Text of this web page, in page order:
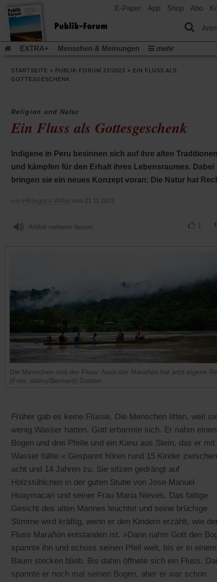
E-Paper App Shop Abo
EXTRA+ Menschen & Meinungen
mehr
Aufstehen & Handeln
Leserinitiative Publik-Forum e.V.
Urlaub und Nichtstun(Öffnet
neuen
Tab)
Gefährlicher Reichtum(Öffnet
neuen
Tab)
Krieg in
in
neuen
Tab)
Krieg und Frieden (Öffnet
in
neuen
Gott neu denken Krieg in der Ukraine
in
Flucht und Migration
Video-Podcast »Veranstaltungen«
Podcast »Veranstaltungen«
Schriftgröße ändern:
STARTSEITE » PUBLIK-FORUM 22/2023 » EIN FLUSS ALS
GOTTESGESCHENK
Religion und Natur
Ein Fluss als Gottesgeschenk
Indigene in Peru besinnen sich auf ihre alten
und kämpfen für den Erhalt ihres Lebensraumes. Dabei
bringen sie ein neues Konzept voran: Die Natur hat
von Hildegard Willer vom 21.11.2023
Artikel vorlesen lassen 1
Die Menschen und der Fluss: Auch der Marañón hat jetzt eigene
(Foto: alamy/Bernard) Golden
Früher gab es keine Flüsse. Die Menschen litten, weil
wenig Wasser hatten. Gott erbarmte sich. Er nahm einen
Bogen und drei Pfeile und ein Kanu aus Stein, das er mit
Wasser füllte.« Gespannt hören rund 15 Kinder zwischen
acht und 14 Jahren zu. Sie sitzen gedrängt auf
Holzstühlchen in der guten Stube von Jose Manuel
Huaymacari und seiner Frau Maria Nieves. Das faltige
Gesicht des alten Mannes leuchtet und seine brüchige
Stimme wird kräftig, wenn er den Kindern erzählt, wie
Fluss Marañón entstanden ist. »Dann nahm Gott den
spannte ihn und schoss seinen Pfeil weit, bis er in einem
Baum stecken blieb. Bis dahin öffnete sich ein Fluss.
spannte er noch mal seinen Bogen, aber er war schon